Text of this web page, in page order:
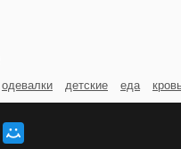
одевалки детские еда